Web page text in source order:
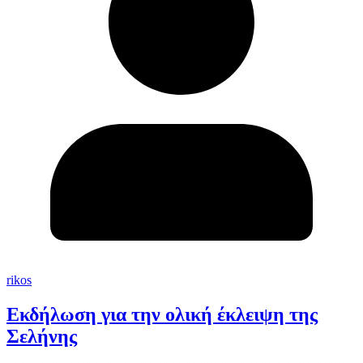
rikos
Εκδήλωση για την ολική έκλειψη της
Σελήνης